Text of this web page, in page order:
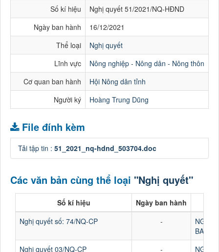
Số kí hiệu
Nghị quyết 51/2021/NQ-HĐND
Ngày ban hành
16/12/2021
Thể loại
Nghị quyết
Lĩnh vực
Nông nghiệp - Nông dân - Nông thôn
Cơ quan ban hành
Hội Nông dân tỉnh
Người ký
Hoàng Trung Dũng
File đính kèm
Tải tập tin : 51_2021_nq-hdnd_503704.doc
Các văn bản cùng thể loại "Nghị quyết"
Số kí hiệu
Ngày ban hành
Nghị quyết số: 74/NQ-CP
-
NGHỊ
BAN
Nghị quyết 03/NQ-CP
-
NGHỊ